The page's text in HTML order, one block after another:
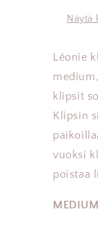
Näytä
Léonie
klipsit
Klipsin
vuoksi
poistaa